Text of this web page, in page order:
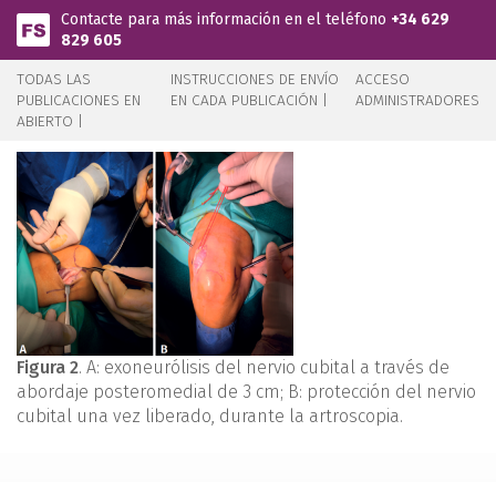
Pasar al contenido principal
Contacte para más información en el teléfono +34 629
829 605
TODAS LAS
PUBLICACIONES EN
ABIERTO |
INSTRUCCIONES DE ENVÍO
EN CADA PUBLICACIÓN |
ACCESO
ADMINISTRADORES
Figura 2. A: exoneurólisis del nervio cubital a través de
abordaje posteromedial de 3 cm; B: protección del nervio
cubital una vez liberado, durante la artroscopia.